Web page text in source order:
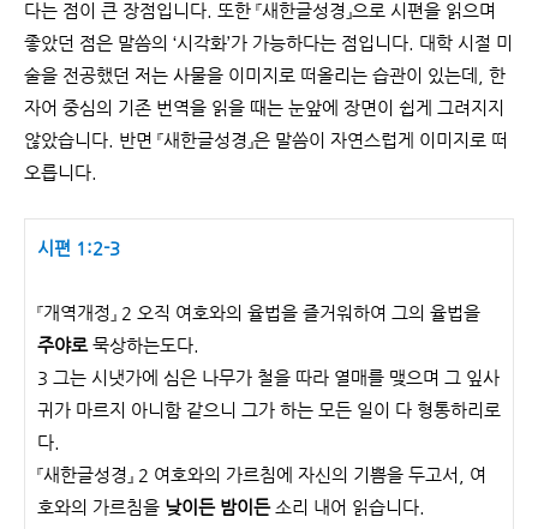
다는 점이 큰 장점입니다. 또한 『새한글성경』으로 시편을 읽으며
좋았던 점은 말씀의 ‘시각화’가 가능하다는 점입니다. 대학 시절 미
술을 전공했던 저는 사물을 이미지로 떠올리는 습관이 있는데, 한
자어 중심의 기존 번역을 읽을 때는 눈앞에 장면이 쉽게 그려지지
않았습니다. 반면 『새한글성경』은 말씀이 자연스럽게 이미지로 떠
오릅니다.
시편 1:2-3
『개역개정』 2 오직 여호와의 율법을 즐거워하여 그의 율법을
주야로묵상하는도다.
3 그는 시냇가에 심은 나무가 철을 따라 열매를 맺으며 그 잎사
귀가 마르지 아니함 같으니 그가 하는 모든 일이 다 형통하리로
다.
『새한글성경』 2 여호와의 가르침에 자신의 기쁨을 두고서, 여
호와의 가르침을 낮이든 밤이든소리 내어 읽습니다.